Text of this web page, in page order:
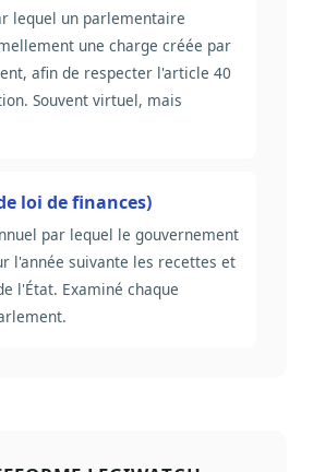
lequel un parlementaire
une charge créée par
afin de respecter l'article 40
Souvent virtuel, mais
loi de finances)
par lequel le gouvernement
l'année suivante les recettes et
l'État. Examiné chaque